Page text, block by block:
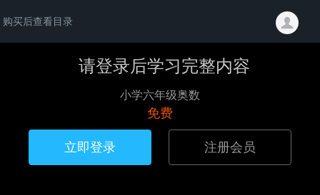
购买后查看目录
请登录后学习完整内容
小学六年级奥数
免费
立即登录 注册会员